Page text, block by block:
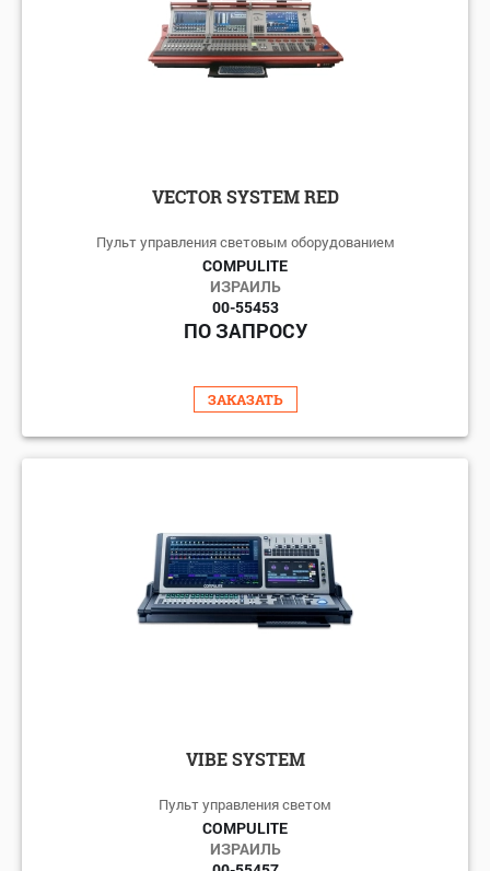
по цене: возрастанию
VECTOR SYSTEM RED
Пульт управления световым оборудованием
COMPULITE
ИЗРАИЛЬ
00-55453
ПО ЗАПРОСУ
ЗАКАЗАТЬ
VIBE SYSTEM
Пульт управления светом
COMPULITE
ИЗРАИЛЬ